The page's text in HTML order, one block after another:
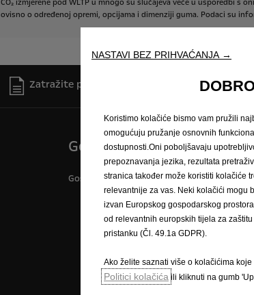
CO₂ izmjerene pod WLTP u mnogo su slučajeva veće u usporedbi s
ovisno o određenoj opremi, opcijama i dimenziji guma. Podaci su
Zatražite ponudu Naručivanje
Gospodarska vozila
Gospodarska vozila i više
NASTAVI BEZ PRIHVAĆANJA →
Koristimo kolačiće bismo vam pružili
omogućuju pružanje osnovnih
dostupnosti.Oni poboljšavaju
prepoznavanja jezika, rezultata
stranica također može koristiti kolačiće
relevantnije za vas. Neki kolačići mogu
izvan Europskog gospodarskog
od relevantnih europskih tijela za
pristanku (Čl. 49.1a GDPR).
Ako želite saznati više o kolačićima
Politici kolačića ili kliknuti na gumb